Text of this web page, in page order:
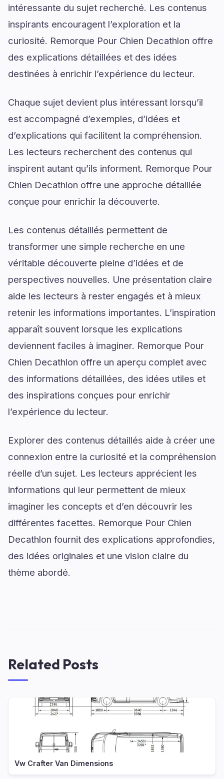
intéressante du sujet recherché. Les contenus
inspirants encouragent l’exploration et la
curiosité. Remorque Pour Chien Decathlon offre
des explications détaillées et des idées
destinées à enrichir l’expérience du lecteur.
Chaque sujet devient plus intéressant lorsqu’il
est accompagné d’exemples, d’idées et
d’explications qui facilitent la compréhension.
Les lecteurs recherchent des contenus qui
inspirent autant qu’ils informent. Remorque Pour
Chien Decathlon offre une approche détaillée
conçue pour enrichir la découverte.
Les contenus détaillés permettent de
transformer une simple recherche en une
véritable découverte pleine d’idées et de
perspectives nouvelles. Une présentation claire
aide les lecteurs à rester engagés et à mieux
retenir les informations importantes. L’inspiration
apparaît souvent lorsque les explications
deviennent faciles à imaginer. Remorque Pour
Chien Decathlon offre un aperçu complet avec
des informations détaillées, des idées utiles et
des inspirations conçues pour enrichir
l’expérience du lecteur.
Explorer des contenus détaillés aide à créer une
connexion entre la curiosité et la compréhension
réelle d’un sujet. Les lecteurs apprécient les
informations qui leur permettent de mieux
imaginer les concepts et d’en découvrir les
différentes facettes. Remorque Pour Chien
Decathlon fournit des explications approfondies,
des idées originales et une vision claire du
thème abordé.
Related Posts
Vw Crafter Van Dimensions